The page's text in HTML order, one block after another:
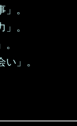
。
。
」。